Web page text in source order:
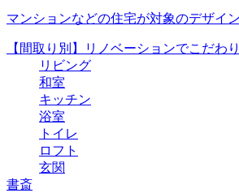
マンションなどの住宅が対象のデザイ
【間取り別】リノベーションでこだわ
リビング
和室
キッチン
浴室
トイレ
ロフト
玄関
書斎